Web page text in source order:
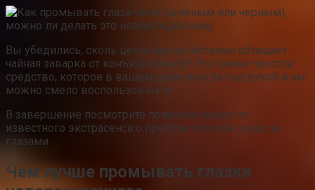
Вы убедились, сколь ценными свойствами обладает
чайная заварка от конъюнктивита? Это самое простое
средство, которое в вашем доме всегда под рукой и им
можно смело воспользоваться.
В завершение посмотрите полезное видео от
известного экстрасенса о простом способе ухода за
глазами
Чем лучше промывать глазки